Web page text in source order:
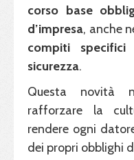
corso base
d’impresa, anche
compiti
sicurezza.
Questa novità
rafforzare la
rendere ogni
dei propri obblighi